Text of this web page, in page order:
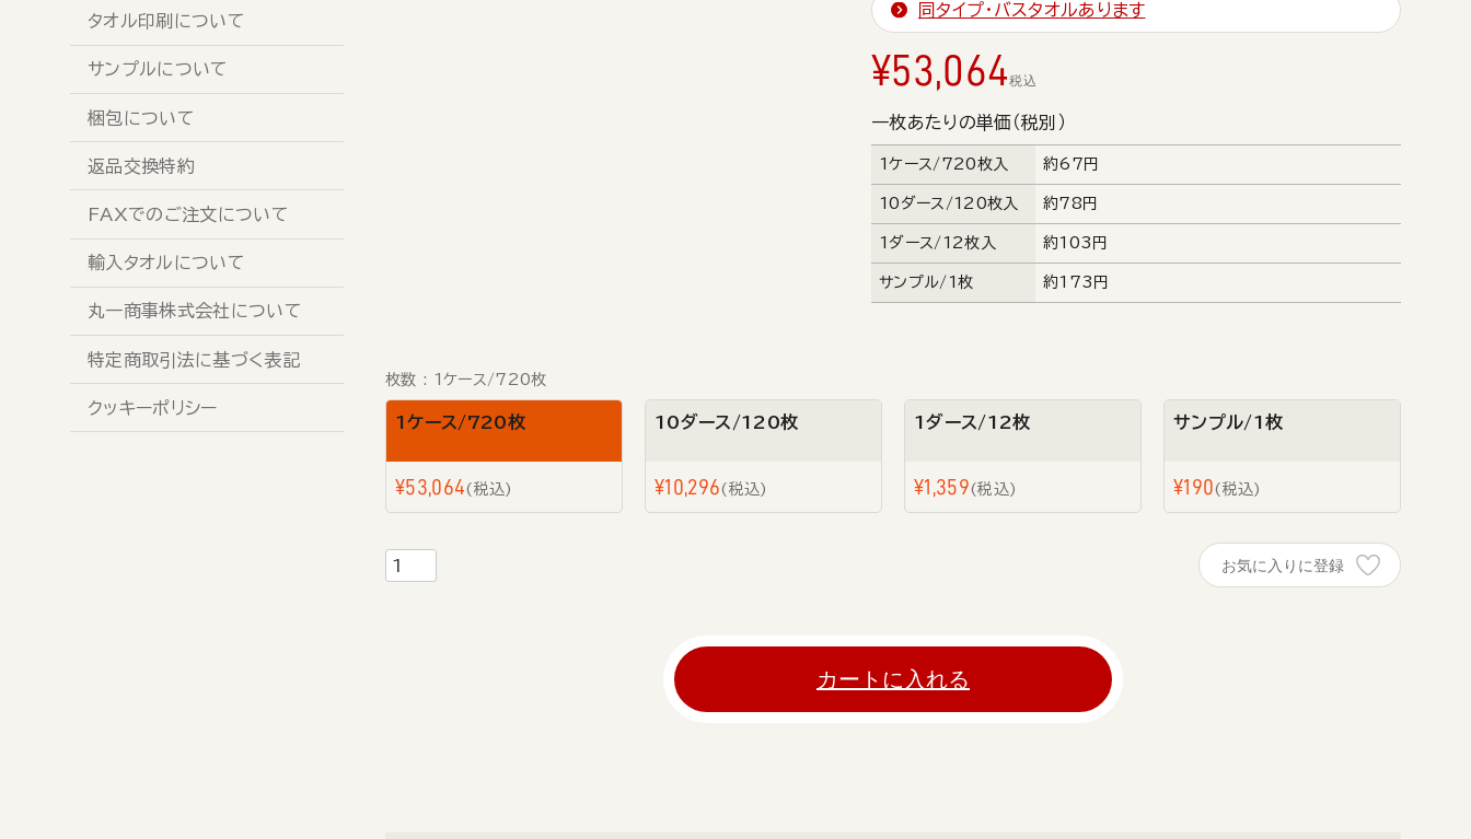
タオル印刷について
サンプルについて
梱包について
返品交換特約
FAXでのご注文について
輸入タオルについて
丸一商事株式会社について
特定商取引法に基づく表記
クッキーポリシー
同タイプ・バスタオルあります
¥53,064税込
一枚あたりの単価（税別）
1ケース/720枚入 約67円
10ダース/120枚入 約78円
1ダース/12枚入 約103円
サンプル/1枚 約173円
枚数 1ケース/720枚
1ケース/720枚
¥53,064 税込
10ダース/120枚
¥10,296 税込
1ダース/12枚
¥1,359 税込
サンプル/1枚
¥190 税込
お気に入りに登録
カートに入れる